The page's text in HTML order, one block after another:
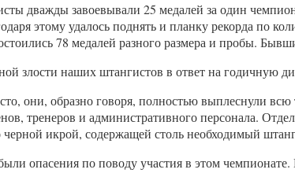
дважды завоевывали 25 медалей за один
этому удалось поднять и планку рекорда по
78 медалей разного размера и пробы.
злости наших штангистов в ответ на годичную
они, образно говоря, полностью выплеснули
тренеров и административного персонала.
икрой, содержащей столь необходимый
опасения по поводу участия в этом